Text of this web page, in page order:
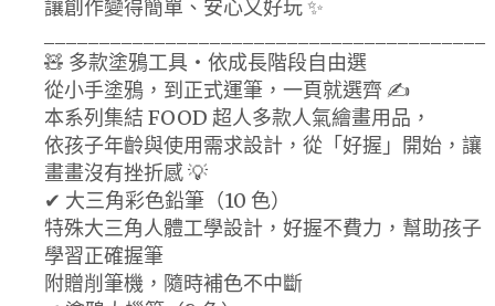
讓創作變得簡單、安心又好玩 ✨
🧸 多款塗鴉工具・依成長階段自由選
從小手塗鴉，到正式運筆，一頁就選齊 ✍️
本系列集結 FOOD 超人多款人氣繪畫用品，
依孩子年齡與使用需求設計，從「好握」開始，讓
畫畫沒有挫折感 💡
✔ 大三角彩色鉛筆（10 色）
特殊大三角人體工學設計，好握不費力，幫助孩子
學習正確握筆
附贈削筆機，隨時補色不中斷